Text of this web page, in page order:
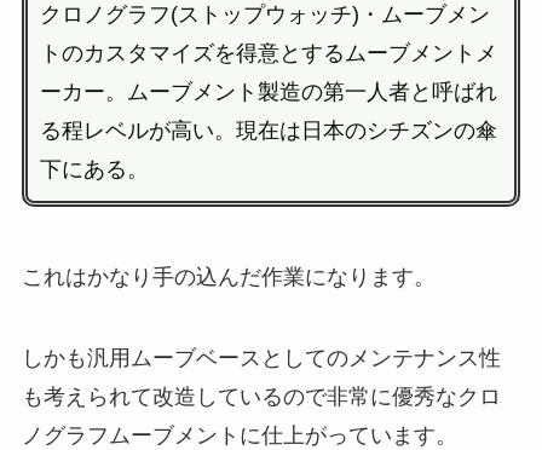
クロノグラフ(ストップウォッチ)・ムーブメン
トのカスタマイズを得意とするムーブメントメ
ーカー。ムーブメント製造の第一人者と呼ばれ
る程レベルが高い。現在は日本のシチズンの傘
下にある。
これはかなり手の込んだ作業になります。
しかも汎用ムーブベースとしてのメンテナンス性
も考えられて改造しているので非常に優秀なクロ
ノグラフムーブメントに仕上がっています。